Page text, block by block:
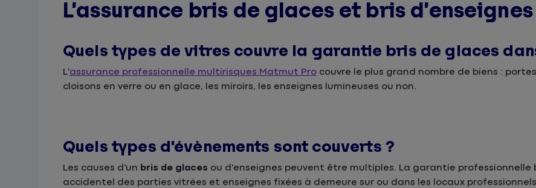
L’assurance bris de glaces et bris
Quels types de vitres couvre la garantie bris de glaces
L'assurance professionnelle multirisques Matmut Pro couvre le plus grand nombre de biens :
cloisons en verre ou en glace, les miroirs, les enseignes lumineuses ou non.
Quels types d'évènements sont couverts ?
Les causes d'un bris de glaces ou d'enseignes peuvent être multiples. La garantie professionnelle
accidentel des parties vitrées et enseignes fixées à demeure sur ou dans les locaux